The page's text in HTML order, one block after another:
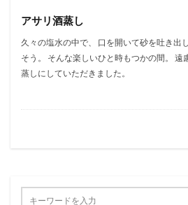
アサリ酒蒸し
久々の塩水の中で、 口を開いて砂を吐き出
そう。 そんな楽しいひと時もつかの間。 遠
蒸しにしていただきました。